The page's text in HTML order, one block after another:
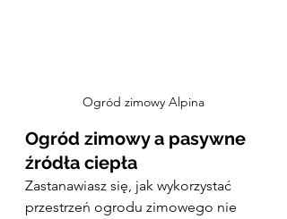
Ogród zimowy Alpina
Ogród zimowy a pasywne
źródła ciepła
Zastanawiasz się, jak wykorzystać
przestrzeń ogrodu zimowego nie